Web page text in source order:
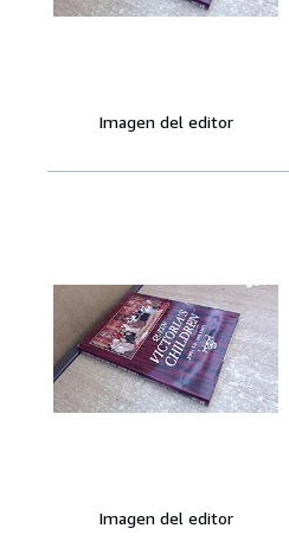
Imagen del editor
Imagen del editor